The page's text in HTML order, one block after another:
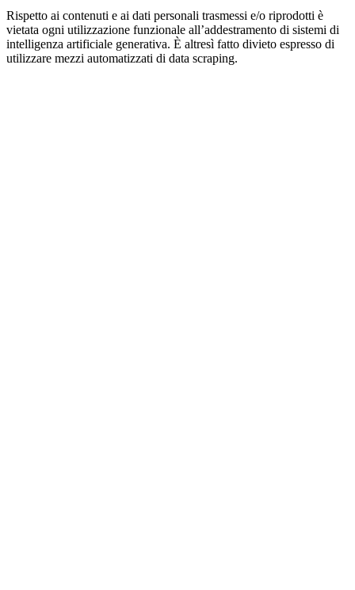
Rispetto ai contenuti e ai dati personali trasmessi e/o riprodotti è
vietata ogni utilizzazione funzionale all’addestramento di sistemi di
intelligenza artificiale generativa. È altresì fatto divieto espresso di
utilizzare mezzi automatizzati di data scraping.